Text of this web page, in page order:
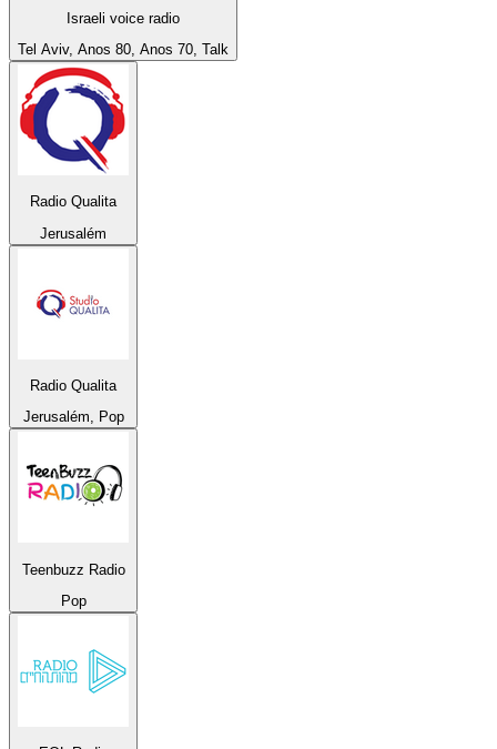
Israeli voice radio
Tel Aviv, Anos 80, Anos 70, Talk
Radio Qualita
Jerusalém
Radio Qualita
Jerusalém, Pop
Teenbuzz Radio
Pop